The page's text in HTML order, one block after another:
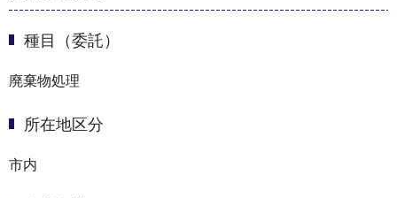
種目（委託）
廃棄物処理
所在地区分
市内